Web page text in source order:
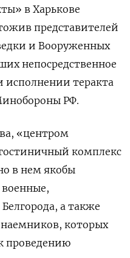
в Харькове
представителей
и Вооруженных
непосредственное
исполнении теракта
РФ.
«центром
комплекс
в нем якобы
а также
которых
проведению